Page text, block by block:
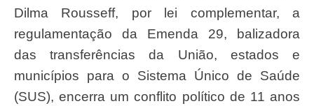
Dilma Rousseff, por lei complementar, a
regulamentação da Emenda 29, balizadora
das transferências da União, estados e
municípios para o Sistema Único de Saúde
(SUS), encerra um conflito político de 11 anos